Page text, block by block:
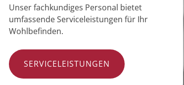
Unser fachkundiges Personal bietet
umfassende Serviceleistungen für Ihr
Wohlbefinden.
SERVICELEISTUNGEN